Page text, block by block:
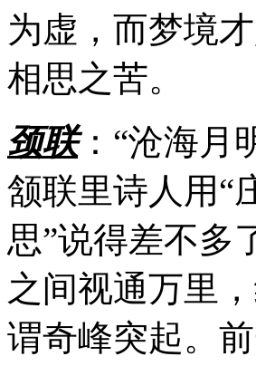
为虚，而梦境
相思之苦。
颈联：“沧海月
颔联里诗人用“
思”说得差不多
之间视通万里
谓奇峰突起。